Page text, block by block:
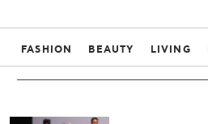
FASHION BEAUTY LIVING